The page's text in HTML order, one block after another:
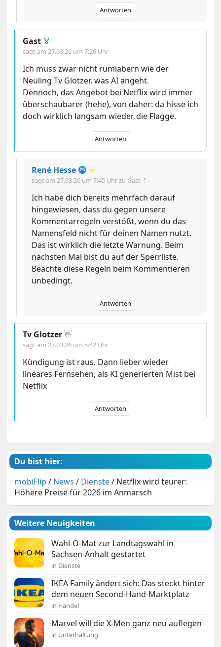
Antworten
Gast 🏅
sagt am27.03.26 um 7:26 Uhr
Ich muss zwar nicht rumlabern wie der
Neuling Tv Glotzer, was AI angeht.
Dennoch, das Angebot bei Netflix wird immer
überschaubarer (hehe), von daher: da hisse ich
doch wirklich langsam wieder die Flagge.
Antworten
René Hesse ♾️
sagt am27.03.26 um 7:45 Uhrzu Gast ⇡
Ich habe dich bereits mehrfach darauf
hingewiesen, dass du gegen unsere
Kommentarregeln verstößt, wenn du das
Namensfeld nicht für deinen Namen nutzt.
Das ist wirklich die letzte Warnung. Beim
nächsten Mal bist du auf der Sperrliste.
Beachte diese Regeln beim Kommentieren
unbedingt.
Antworten
Tv Glotzer👋
sagt am27.03.26 um 5:42 Uhr
Kündigung ist raus. Dann lieber wieder
lineares Fernsehen, als KI generierten Mist bei
Netflix
Antworten
Du bist hier:
mobiFlip / News / Dienste/ Netflix wird teurer:
Höhere Preise für 2026 im Anmarsch
Weitere Neuigkeiten
Wahl-O-Mat zur Landtagswahl in
Sachsen-Anhalt gestartet
in Dienste
IKEA Family ändert sich: Das steckt hinter
dem neuen Second-Hand-Marktplatz
in Handel
Marvel will die X-Men ganz neu auflegen
in Unterhaltung